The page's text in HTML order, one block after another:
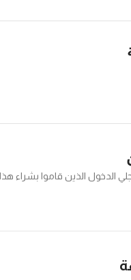
الذين قاموا بشراء هذا